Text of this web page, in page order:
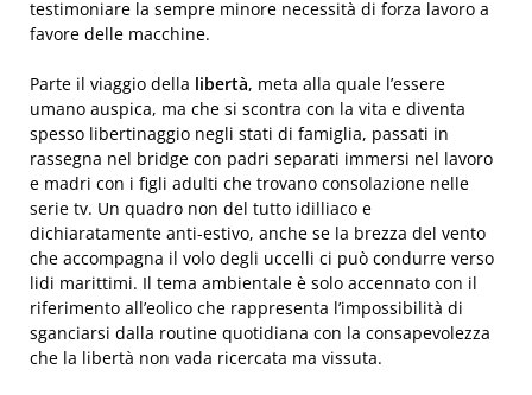
testimoniare la sempre minore necessità di forza lavoro a
favore delle macchine.
Parte il viaggio della libertà, meta alla quale l’essere
umano auspica, ma che si scontra con la vita e diventa
spesso libertinaggio negli stati di famiglia, passati in
rassegna nel bridge con padri separati immersi nel lavoro
e madri con i figli adulti che trovano consolazione nelle
serie tv. Un quadro non del tutto idilliaco e
dichiaratamente anti-estivo, anche se la brezza del vento
che accompagna il volo degli uccelli ci può condurre verso
lidi marittimi. Il tema ambientale è solo accennato con il
riferimento all’eolico che rappresenta l’impossibilità di
sganciarsi dalla routine quotidiana con la consapevolezza
che la libertà non vada ricercata ma vissuta.